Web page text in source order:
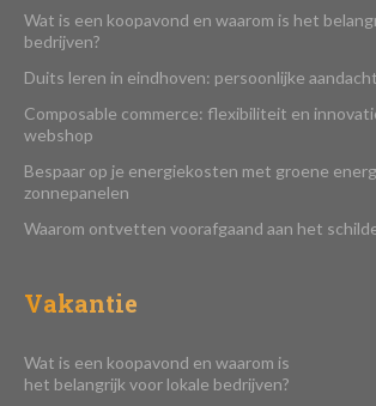
Wat is een koopavond en waarom is het
bedrijven?
Duits leren in eindhoven: persoonlijke
Composable commerce: flexibiliteit en
webshop
Bespaar op je energiekosten met groene
zonnepanelen
Waarom ontvetten voorafgaand aan het
Vakantie
Wat is een koopavond en waarom is
het belangrijk voor lokale bedrijven?